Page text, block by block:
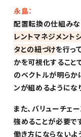
永島：
配置転換の仕組みな
レントマネジメント
タとの紐づけを行っ
かを可視化すること
のベクトルが明らか
ンが組めるようにな
また、バリューチェ
強めることが必要で
働き方にならないよ